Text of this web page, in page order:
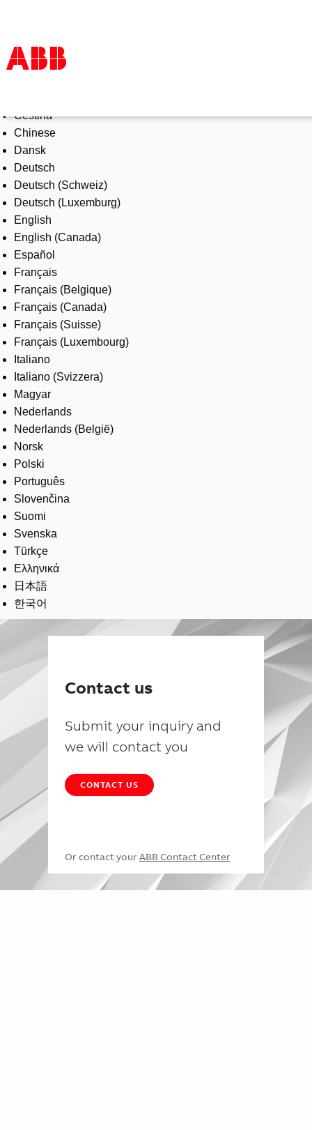
Products & Solutions
Industries
Services
About us
Where to buy
Contact us
Careers
Čeština
Chinese
Dansk
Deutsch
Deutsch (Schweiz)
Deutsch (Luxemburg)
English
English (Canada)
Español
Français
Français (Belgique)
Français (Canada)
Français (Suisse)
Français (Luxembourg)
Italiano
Italiano (Svizzera)
Magyar
Nederlands
Nederlands (België)
Norsk
Polski
Português
Slovenčina
Suomi
Svenska
Türkçe
Ελληνικά
日本語
한국어
Contact us
Submit your inquiry and
we will contact you
CONTACT US
Or contact your ABB Contact Center